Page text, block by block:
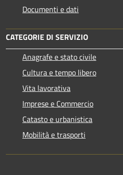
Documenti e dati
CATEGORIE DI SERVIZIO
Anagrafe e stato civile
Cultura e tempo libero
Vita lavorativa
Imprese e Commercio
Catasto e urbanistica
Mobilità e trasporti